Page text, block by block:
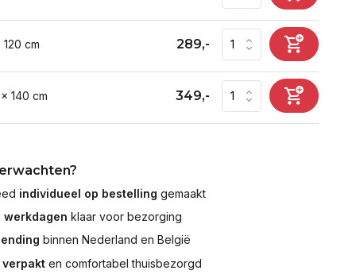
cm 289,-
140 cm 349,-
individueel op bestelling gemaakt
werkdagen klaar voor bezorging
binnen Nederland en België
en comfortabel thuisbezorgd